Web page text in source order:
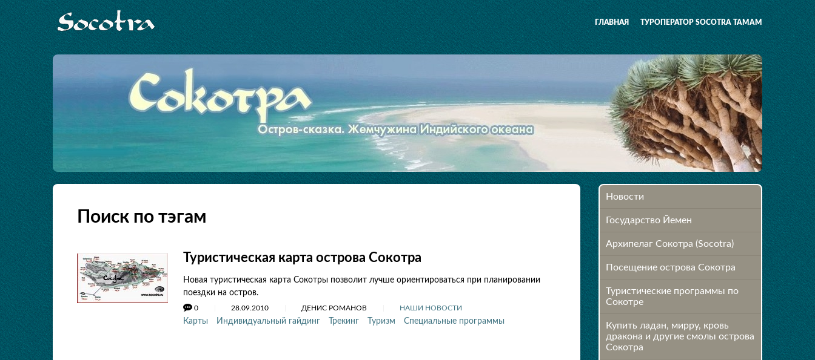
ГЛАВНАЯ ТУРОПЕРАТОР SOCOTRA TAMAM
Поиск по тэгам
Туристическая карта острова Сокотра
Новая туристическая карта Сокотры позволит лучше ориентироваться при планировании
поездки на остров.
0 28.09.2010 ДЕНИС РОМАНОВ НАШИ НОВОСТИ
Карты Индивидуальный гайдинг Трекинг Туризм Специальные программы
Новости
Государство Йемен
Архипелаг Сокотра (Socotra)
Посещение острова Cокотра
Туристические программы по
Сокотре
Купить ладан, мирру, кровь
дракона и другие смолы острова
Сокотра